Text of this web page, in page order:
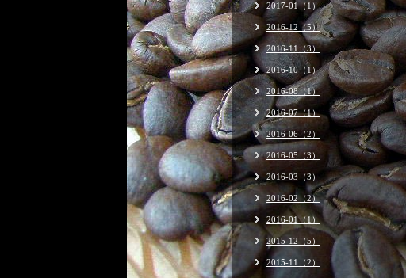
2017-01（1）
2016-12（5）
2016-11（3）
2016-10（1）
2016-08（1）
2016-07（1）
2016-06（2）
2016-05（3）
2016-03（3）
2016-02（2）
2016-01（1）
2015-12（5）
2015-11（2）